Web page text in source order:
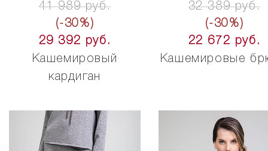
41 989 руб.
(-30%)
29 392 руб.
Кашемировый
кардиган
32 389 руб.
(-30%)
22 672 руб.
Кашемировые